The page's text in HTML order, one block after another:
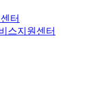
터
스지원센터